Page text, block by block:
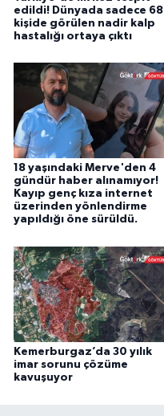
edildi! Dünyada sadece 68
kişide görülen nadir kalp
hastalığı ortaya çıktı
18 yaşındaki Merve'den 4
gündür haber alınamıyor!
Kayıp genç kıza internet
üzerinden yönlendirme
yapıldığı öne sürüldü.
Kemerburgaz’da 30 yılık
imar sorunu çözüme
kavuşuyor